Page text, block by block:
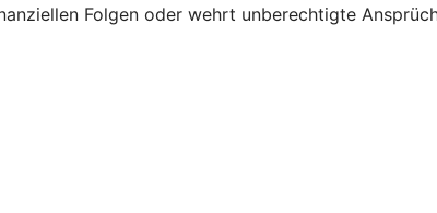
Folgen oder wehrt unberechtigte